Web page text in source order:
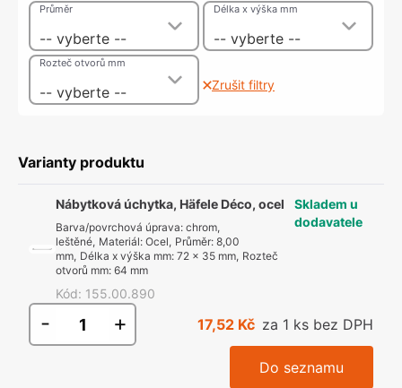
-- vyberte --
Průměr
-- vyberte --
Délka x výška mm
-- vyberte --
Rozteč otvorů mm
Zrušit filtry
Varianty produktu
Nábytková úchytka, Häfele Déco, ocel
Barva/povrchová úprava: chrom,
leštěné, Materiál: Ocel, Průměr: 8,00
mm, Délka x výška mm: 72 x 35 mm, Rozteč
otvorů mm: 64 mm
Kód: 155.00.890
Skladem u
dodavatele
- + 17,52 Kč za 1 ks bez DPH
Do seznamu